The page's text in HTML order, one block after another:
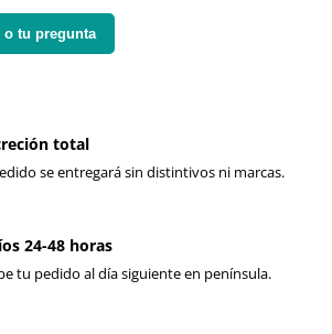
tu pregunta
total
se entregará sin distintivos ni marcas.
24-48 horas
tu pedido al día siguiente en península.